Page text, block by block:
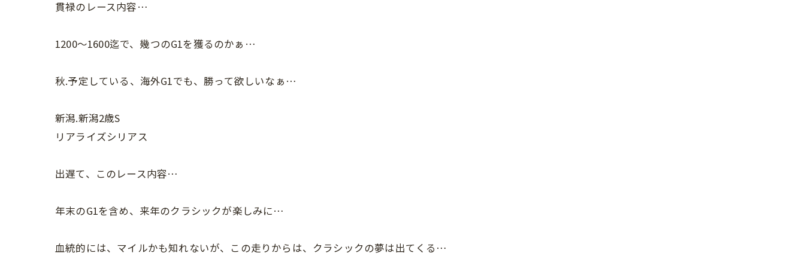
貫禄のレース内容…
1200〜1600迄で、幾つのG1を獲るのかぁ…
秋.予定している、海外G1でも、勝って欲しいなぁ…
新潟.新潟2歳S
リアライズシリアス
出遅て、このレース内容…
年末のG1を含め、来年のクラシックが楽しみに…
血統的には、マイルかも知れないが、この走りからは、クラシックの夢は出てくる…